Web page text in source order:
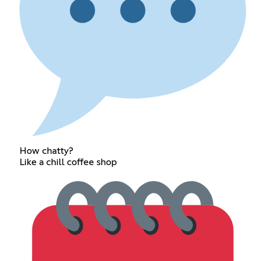
How chatty?
Like a chill coffee shop